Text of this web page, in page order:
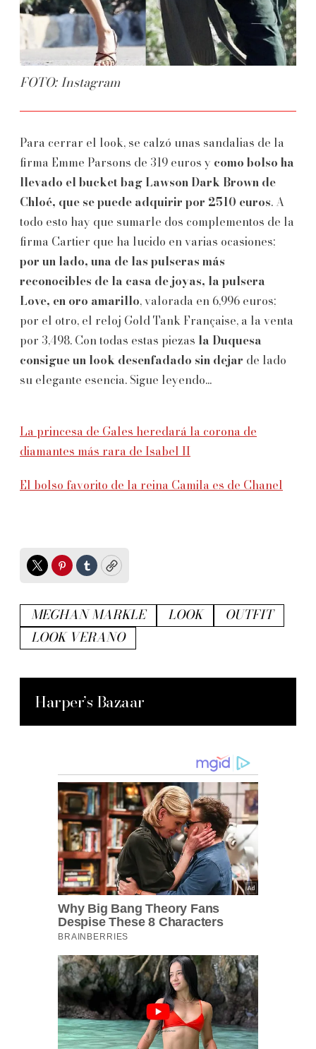
FOTO: Instagram
Para cerrar el look, se calzó unas sandalias de la
firma Emme Parsons de 319 euros y como bolso ha
llevado el bucket bag Lawson Dark Brown de
Chloé, que se puede adquirir por 2510 euros. A
todo esto hay que sumarle dos complementos de la
firma Cartier que ha lucido en varias ocasiones;
por un lado, una de las pulseras más
reconocibles de la casa de joyas, la pulsera
Love, en oro amarillo, valorada en 6,996 euros;
por el otro, el reloj Gold Tank Française, a la venta
por 3,498. Con todas estas piezas la Duquesa
consigue un look desenfadado sin dejar de lado
su elegante esencia. Sigue leyendo...
La princesa de Gales heredará la corona de
diamantes más rara de Isabel II
El bolso favorito de la reina Camila es de Chanel
TwitterPinterest
TumblrCopy
MEGHAN MARKLE LOOK
OUTFIT
LOOK VERANO
Harper’s Bazaar